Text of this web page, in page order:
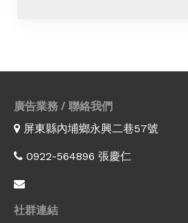
廣告業務 / 聯絡我們
屏東縣內埔鄉永興二巷57號
0922-564896 張慶仁
社群連結